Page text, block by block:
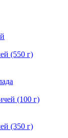
(550 г)
(100 г)
(350 г)